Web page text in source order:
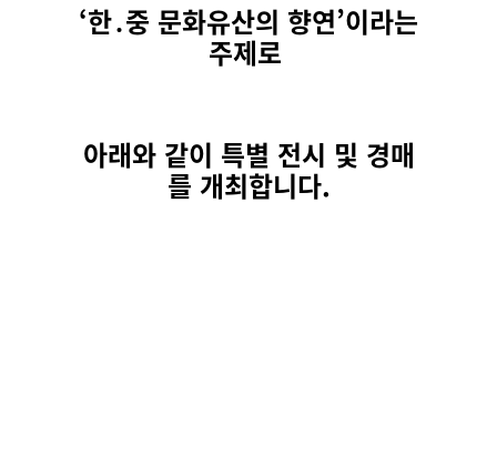
‘한․중 문화유산의 향연’이라는
주제로
아래와 같이 특별 전시 및 경매
를 개최합니다.